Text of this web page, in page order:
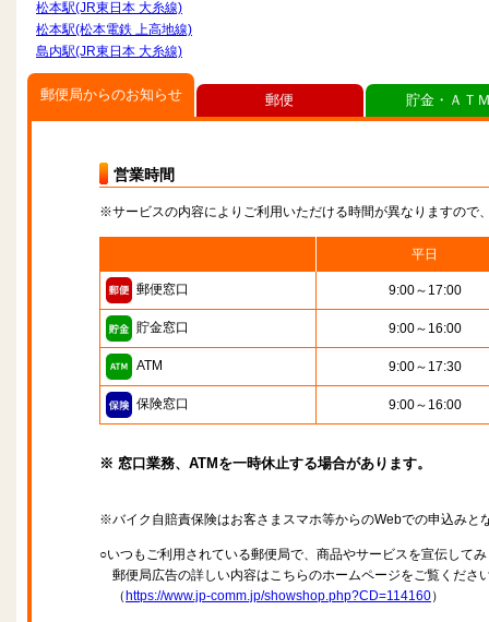
松本駅(JR東日本 大糸線)
松本駅(松本電鉄 上高地線)
島内駅(JR東日本 大糸線)
郵便局からのお知らせ
営業時間
※サービスの内容によりご利用いただける時間が異なりますので
平日
郵便窓口 9:00～17:00
貯金窓口 9:00～16:00
ATM 9:00～17:30
保険窓口 9:00～16:00
※ 窓口業務、ATMを一時休止する場合があります。
※バイク自賠責保険はお客さまスマホ等からのWebでの申込みと
○いつもご利用されている郵便局で、商品やサービスを宣伝して
郵便局広告の詳しい内容はこちらのホームページをご覧くださ
（ https://www.jp-comm.jp/showshop.php?CD=114160）
郵便 貯金・ＡＴ